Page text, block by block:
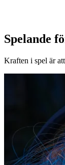
Spelande
Kraften i spel är